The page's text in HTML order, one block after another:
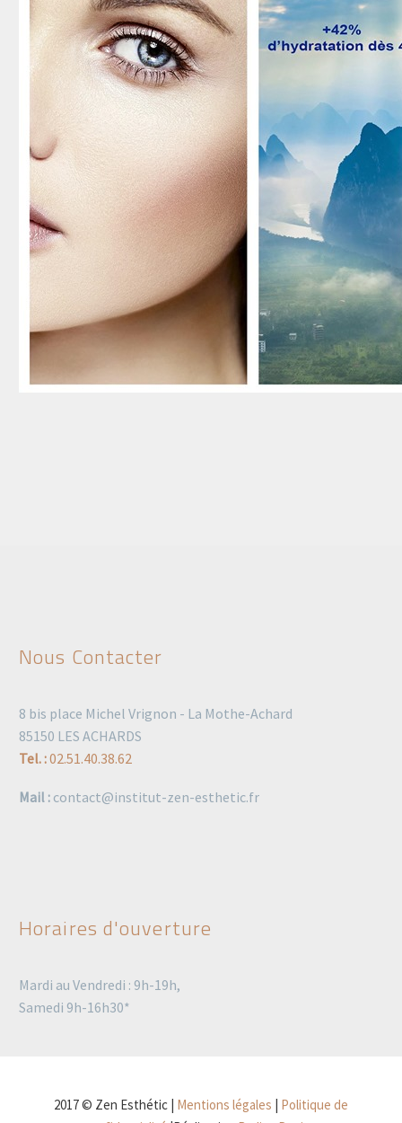
Nous Contacter
8 bis place Michel Vrignon - La Mothe-Achard
85150 LES ACHARDS
Tel. :02.51.40.38.62
Mail : contact@institut-zen-esthetic.fr
Horaires d'ouverture
Mardi au Vendredi : 9h-19h,
Samedi 9h-16h30*
2017 © Zen Esthétic | Mentions légales
Politique de